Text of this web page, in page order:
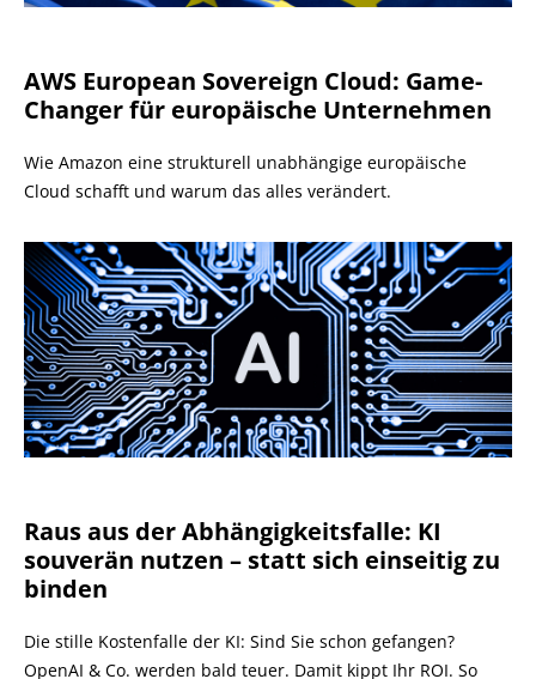
AWS European Sovereign Cloud: Game-
Changer für europäische Unternehmen
Wie Amazon eine strukturell unabhängige europäische
Cloud schafft und warum das alles verändert.
Raus aus der Abhängigkeitsfalle: KI
souverän nutzen – statt sich einseitig zu
binden
Die stille Kostenfalle der KI: Sind Sie schon gefangen?
OpenAI & Co. werden bald teuer. Damit kippt Ihr ROI. So